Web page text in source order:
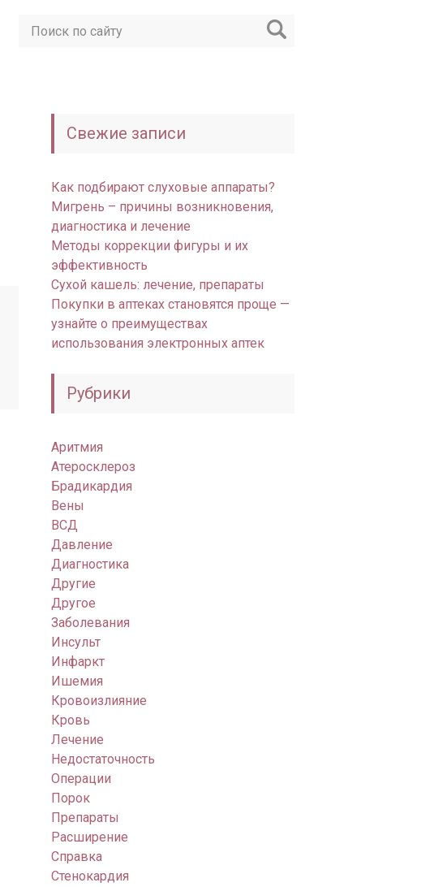
Свежие записи
Как подбирают слуховые аппараты?
Мигрень – причины возникновения,
диагностика и лечение
Методы коррекции фигуры и их
эффективность
Сухой кашель: лечение, препараты
Покупки в аптеках становятся проще —
узнайте о преимуществах
использования электронных аптек
Рубрики
Аритмия
Атеросклероз
Брадикардия
Вены
ВСД
Давление
Диагностика
Другие
Другое
Заболевания
Инсульт
Инфаркт
Ишемия
Кровоизлияние
Кровь
Лечение
Недостаточность
Операции
Порок
Препараты
Расширение
Справка
Стенокардия